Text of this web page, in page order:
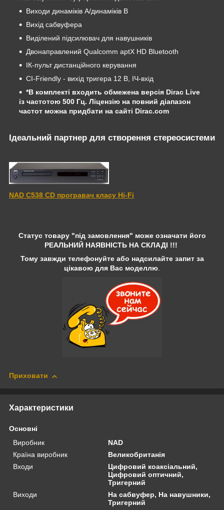
Виходи динаміків A/динаміків B
Вихід сабвуфера
Виділений підсилювач для навушників
Двонаправлений Qualcomm aptX HD Bluetooth
ІК-пульт дистанційного керування
CI-Friendly - вихід тригера 12 В, ІЧ-вхід
*В комплекті входить обмежена версія Dirac Live
із частотою 500 Гц. Ліцензію на повний діапазон
частот можна придбати на сайті Dirac.com
Ідеальний партнер для створення стереосистеми
NAD C538 CD програвач класу Hi-Fi
Статус товару "під замовлення" може означати його
РЕАЛЬНИЙ НАЯВНІСТЬ НА СКЛАДІ !!!
Тому завжди телефонуйте або надсилайте запит за
цікавою для Вас моделлю.
Приховати
Характеристики
Основні
Виробник
NAD
Країна виробник
Великобританія
Входи
Цифровий коаксіальний,
Цифровий оптичний,
Тригерний
Виходи
На сабвуфер, На навушники,
Тригерний